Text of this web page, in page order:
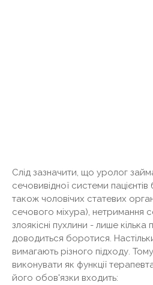
Слід зазначити, що уролог
сечовивідної системи пацієнтів
також чоловічих статевих
сечового міхура), нетримання
злоякісні пухлини - лише
доводиться боротися.
вимагають різного підходу.
виконувати як функції
його обов'язки входить: